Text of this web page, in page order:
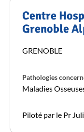
Centre
Grenoble
GRENOBLE
Pathologies
Maladies
Piloté par le Pr